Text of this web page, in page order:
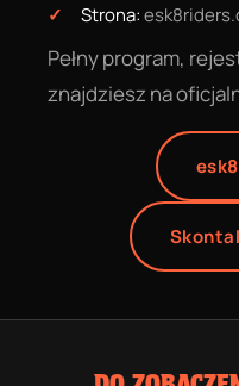
Strona:
Pełny program,
znajdziesz na